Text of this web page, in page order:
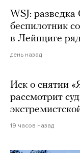
WSJ:
беспилотник
в Лейпциге
день назад
Иск о снятии
рассмотрит
19 часов назад